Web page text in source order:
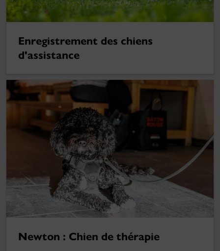
Enregistrement des chiens
d'assistance
Newton : Chien de thérapie